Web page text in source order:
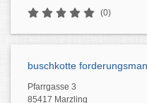
(0)
buschkotte
Pfarrgasse 3
85417 Marzling